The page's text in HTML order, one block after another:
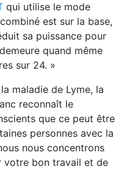
qui utilise le mode
est sur la base,
sa puissance pour
quand même
sur 24. »
maladie de Lyme, la
reconnaît le
que ce peut être
personnes avec la
nous concentrons
votre bon travail et de